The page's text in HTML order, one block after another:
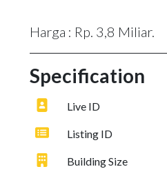
Harga : Rp. 3,8 Miliar.
Specification
Live ID
Listing ID
Building Size